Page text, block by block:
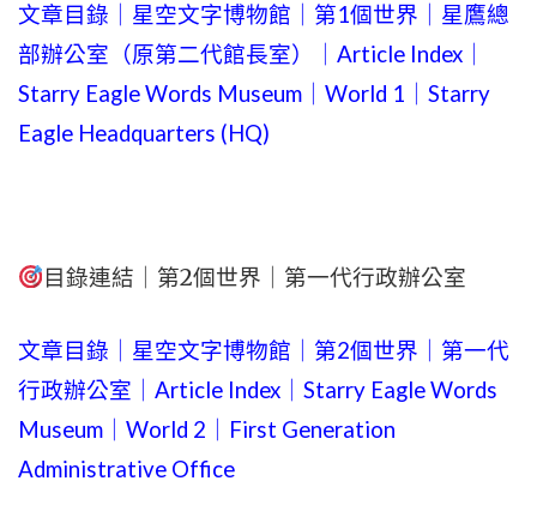
文章目錄｜星空文字博物館｜第1個世界｜星鷹總
部辦公室（原第二代館長室）｜Article Index｜
Starry Eagle Words Museum｜World 1｜Starry
Eagle Headquarters (HQ)
目錄連結｜第2個世界｜第一代行政辦公室
文章目錄｜星空文字博物館｜第2個世界｜第一代
行政辦公室｜Article Index｜Starry Eagle Words
Museum｜World 2｜First Generation
Administrative Office